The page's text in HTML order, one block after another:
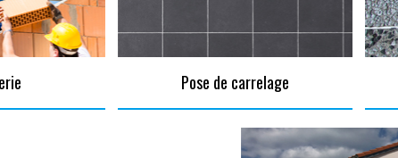
Pose de carrelage